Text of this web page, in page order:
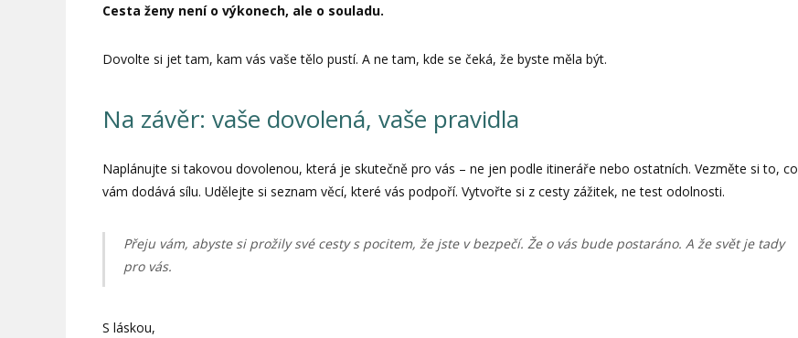
Cesta ženy není o výkonech, ale o souladu.
Dovolte si jet tam, kam vás vaše tělo pustí. A ne tam, kde se čeká, že byste měla být.
Na závěr: vaše dovolená, vaše pravidla
Naplánujte si takovou dovolenou, která je skutečně pro vás – ne jen podle itineráře nebo ostatních. Vezměte si to, co
vám dodává sílu. Udělejte si seznam věcí, které vás podpoří. Vytvořte si z cesty zážitek, ne test odolnosti.
Přeju vám, abyste si prožily své cesty s pocitem, že jste v bezpečí. Že o vás bude postaráno. A že svět je tady
pro vás.
S láskou,